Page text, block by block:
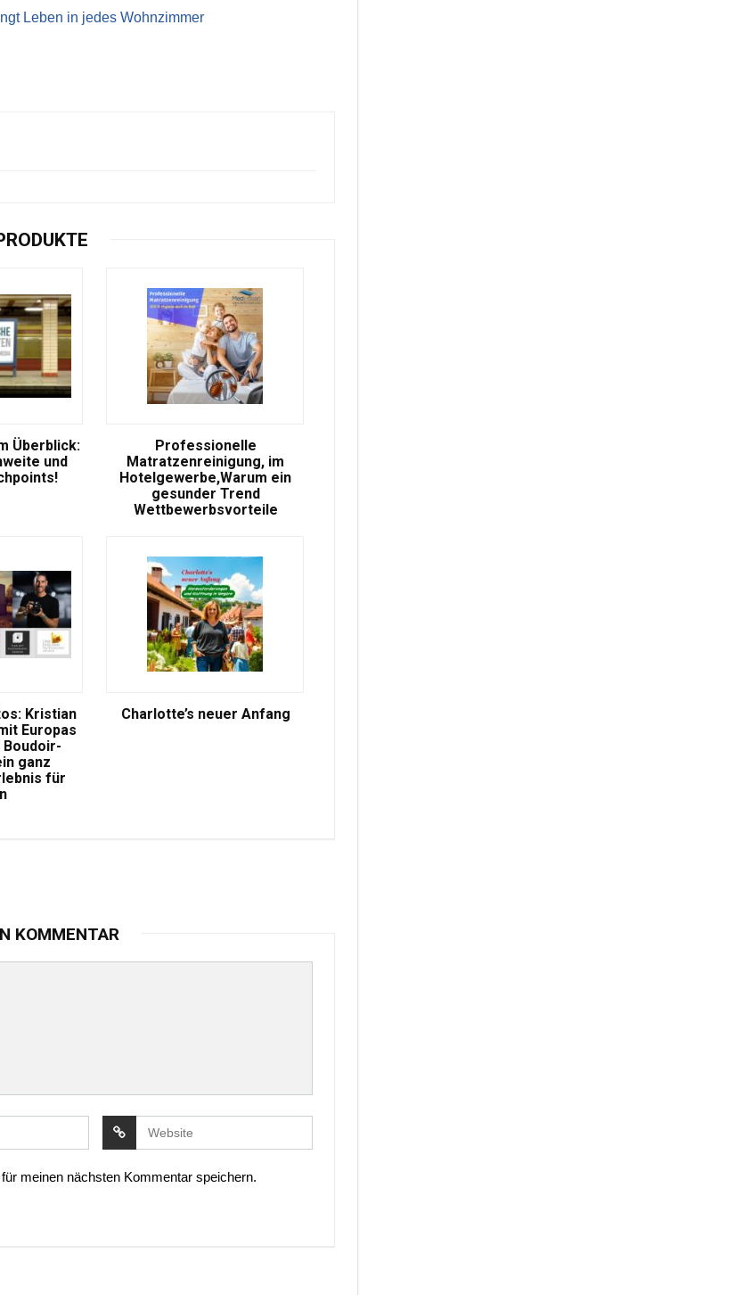
Leben in jedes Wohnzimmer
Überblick:
und
Professionelle
Matratzenreinigung, im
Hotelgewerbe,Warum ein
gesunder Trend
Wettbewerbsvorteile
Kristian
Europas
ganz
für
Charlotte’s neuer Anfang
KOMMENTAR
meinen nächsten Kommentar speichern.